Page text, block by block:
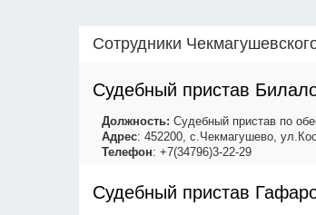
Сотрудники
Судебный пристав
Должность: Судебный пристав по
Адрес: 452200, с.Чекмагушево,
Телефон: +7(34796)3-22-29
Судебный пристав